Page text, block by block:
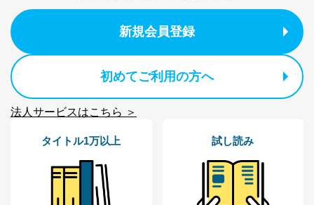
新規会員登録
初めてご利用の方へ
法人サービスはこちら ＞
タイトル1万以上 試し読み